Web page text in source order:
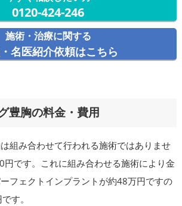
0120-424-246
施術・治療に関する
名医紹介依頼はこちら
豊胸の料金・費用
組み合わせて行われる施術ではありませ
円です。これに組み合わせる施術により金
フェクトインプラントが約48万円ですの
す。